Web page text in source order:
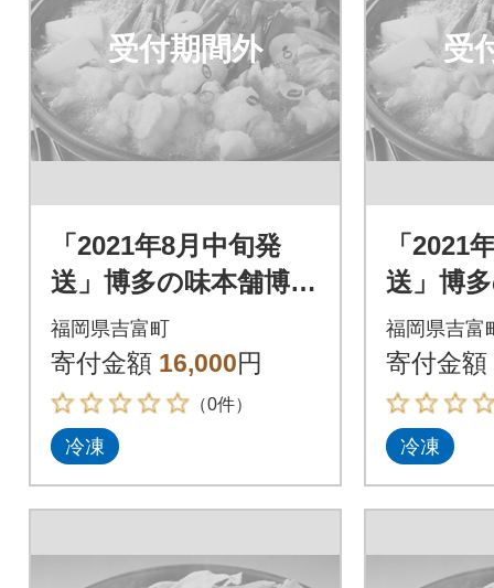
受付期間外
「2021年8月中旬発
送」博多の味本舗博多
もつ鍋黄金のだしぽ
ん酢セットと辛子明
太子500g_吉富町
福岡県吉富町
寄付金額 16,000円
（0件）
冷凍
受
「2021
送」博
もつ鍋
ん酢セ
太子
福岡県吉富
寄付金額
冷凍